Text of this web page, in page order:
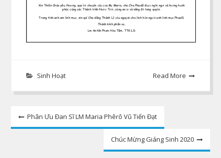
Sinh Hoạt Read More
Post
navigation
Phân Ưu Đan Sĩ LM Maria Phêrô Vũ Tiến Đạt
Chúc Mừng Giáng Sinh 2020